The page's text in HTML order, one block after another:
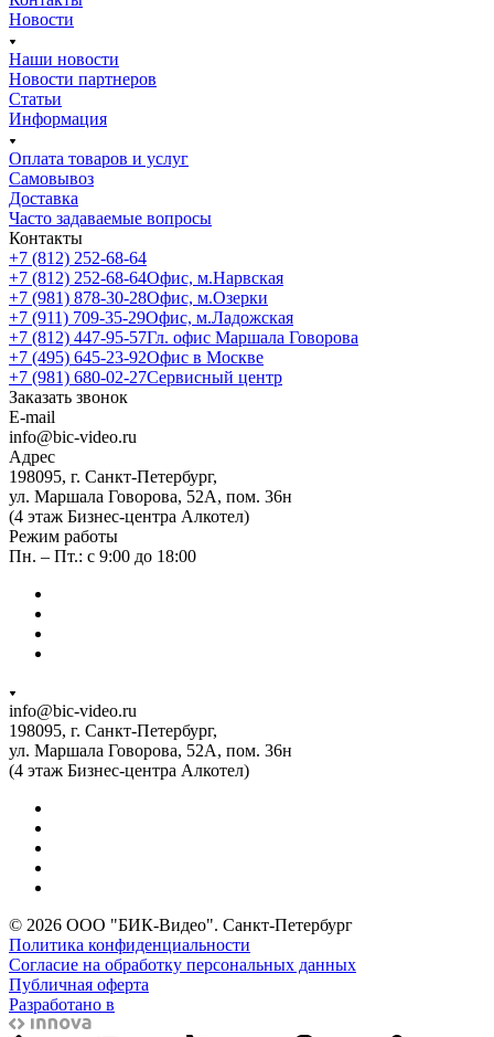
Новости
Наши новости
Новости партнеров
Статьи
Информация
Оплата товаров и услуг
Самовывоз
Доставка
Часто задаваемые вопросы
Контакты
+7 (812) 252-68-64
+7 (812) 252-68-64Офис, м.Нарвская
+7 (981) 878-30-28Офис, м.Озерки
+7 (911) 709-35-29Офис, м.Ладожская
+7 (812) 447-95-57Гл. офис Маршала Говорова
+7 (495) 645-23-92Офис в Москве
+7 (981) 680-02-27Сервисный центр
Заказать звонок
E-mail
info@bic-video.ru
Адрес
198095, г. Санкт-Петербург,
ул. Маршала Говорова, 52А, пом. 36н
(4 этаж Бизнес-центра Алкотел)
Режим работы
Пн. – Пт.: с 9:00 до 18:00
info@bic-video.ru
198095, г. Санкт-Петербург,
ул. Маршала Говорова, 52А, пом. 36н
(4 этаж Бизнес-центра Алкотел)
© 2026 ООО "БИК-Видео". Санкт-Петербург
Политика конфиденциальности
Согласие на обработку персональных данных
Публичная оферта
Разработано в